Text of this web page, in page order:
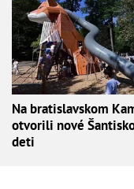
Na bratislavskom
otvorili nové
deti